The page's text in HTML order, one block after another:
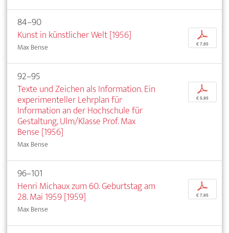
84–90
Kunst in künstlicher Welt [1956]
Max Bense
p
€ 7,95
92–95
Texte und Zeichen als Information. Ein
experimenteller Lehrplan für
Information an der Hochschule für
Gestaltung, Ulm/Klasse Prof. Max
Bense [1956]
Max Bense
p
€ 5,95
96–101
Henri Michaux zum 60. Geburtstag am
28. Mai 1959 [1959]
Max Bense
p
€ 7,95